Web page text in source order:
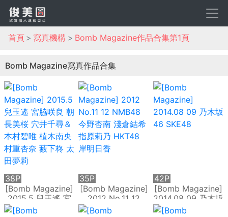
首頁 寫真機構 Bomb Magazine作品合集第1頁
Bomb Magazine寫真作品合集
[Bomb Magazine]
2015.5 兒玉遙 宮
脇咲良 朝長美桜 穴
38P
[Bomb Magazine]
2012 No.11 12
NMB48 今野杏南
35P
[Bomb Magazine]
2014.08 09 乃木坂
46 SKE48
42P